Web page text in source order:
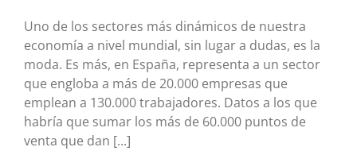
Uno de los sectores más dinámicos de nuestra
economía a nivel mundial, sin lugar a dudas, es la
moda. Es más, en España, representa a un sector
que engloba a más de 20.000 empresas que
emplean a 130.000 trabajadores. Datos a los que
habría que sumar los más de 60.000 puntos de
venta que dan [...]